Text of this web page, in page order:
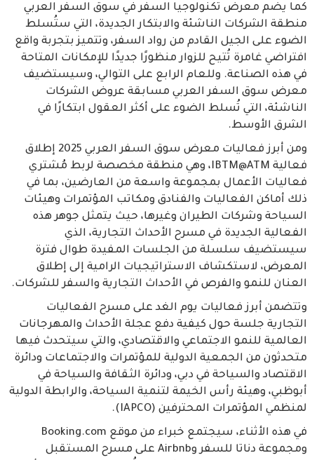
كما يضم معرض تكنولوجيا السفر في سوق السفر العربي
منطقة الشركات الناشئة والابتكار الجديدة، التي ستُسلط
الضوء على الجيل القادم من رواد السفر، وتتميز بتجربة واقع
افتراضي غامرة تُتيح للزوار منظورًا جديدًا للإمكانات المتاحة
في هذه الصناعة. وللعام الرابع على التوالي، وسيستضيف
معرض سوق السفر العربي مسابقة عروض الشركات
الناشئة، التي تُسلط الضوء على أكثر العقول ابتكارًا في
الشرق الأوسط.
ومن أبرز فعاليات معرض سوق السفر العربي 2025 إطلاق
فعالية IBTM@ATM، وهي منطقة مخصصة لربط مُشتري
فعاليات الأعمال بمجموعة واسعة من العارضين، بما في
ذلك أماكن الفعاليات والفنادق ومكاتب المؤتمرات وهيئات
السياحة وشركات الطيران وغيرها، حيث يتمثل جوهر هذه
الفعالية الجديدة في مسرح الأحداث التجارية، الذي
سيستضيف سلسلة من الجلسات المفيدة طوال فترة
المعرض، لاستكشاف الاستراتيجيات الرامية إلى إطلاق
العنان للنمو والفرص في الأحداث التجارية والسفر للشركات.
وتتضمن أبرز فعاليات يوم الغد على مسرح الفعاليات
التجارية جلسة حول كيفية دفع عجلة الأحداث والمهرجانات
العالمية للنمو الاجتماعي والاقتصادي، والتي سيتحدث فيها
متحدثون من الجمعية الدولية للمؤتمرات والاجتماعات ودائرة
الاقتصاد والسياحة في دبي، ودائرة الثقافة والسياحة في
أبوظبي، وهيئة رأس الخيمة لتنمية السياحة، والرابطة الدولية
لمنظمي المؤتمرات المحترفين (IAPCO).
في هذه الأثناء، سيجتمع خبراء من موقع Booking.com
ومجموعة دناتا للسفر وAirbnb على مسرح المستقبل